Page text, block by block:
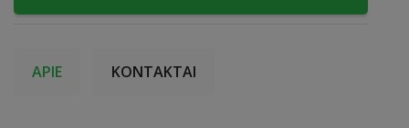
APIE KONTAKTAI